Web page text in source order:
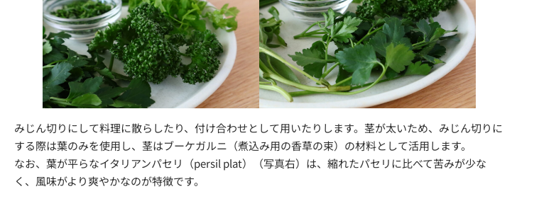
みじん切りにして料理に散らしたり、付け合わせとして用いたりします。茎が太いため、みじん切りに
する際は葉のみを使用し、茎はブーケガルニ（煮込み用の香草の束）の材料として活用します。
なお、葉が平らなイタリアンパセリ（persil plat）（写真右）は、縮れたパセリに比べて苦みが少な
く、風味がより爽やかなのが特徴です。